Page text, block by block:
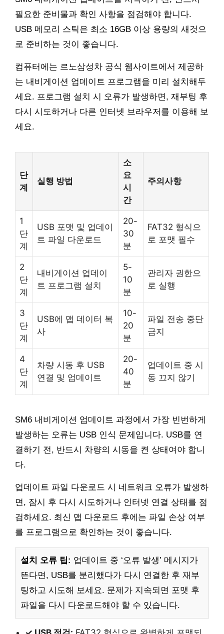
필요한 준비물과 확인 사항을 점검해야 합니다.
USB 메모리 스틱은 최소 16GB 이상 용량의 새것으
로 준비하는 것이 좋습니다.
컴퓨터에는 르노삼성차 공식 웹사이트에서 제공하
는 내비게이션 업데이트 프로그램을 미리 설치해두
세요. 프로그램 설치 시 오류가 발생하면, 재부팅 후
다시 시도하거나 다른 인터넷 브라우저를 이용해 보
세요.
단
계
실행 방법
소
요
시
간
주의사항
1
단
계
USB 포맷 및 업데이
트 파일 다운로드
20-
30
분
FAT32 형식으
로 포맷 필수
2
단
계
내비게이션 업데이
트 프로그램 설치
5-
10
분
관리자 권한으
로 실행
3
단
계
USB에 맵 데이터 복
사
10-
20
분
파일 전송 중단
금지
4
단
계
차량 시동 후 USB
연결 및 업데이트
20-
40
분
업데이트 중 시
동 끄지 않기
SM6 내비게이션 업데이트 과정에서 가장 빈번하게
발생하는 오류는 USB 인식 문제입니다. USB를 연
결하기 전, 반드시 차량의 시동을 켠 상태여야 합니
다.
업데이트 파일 다운로드 시 네트워크 오류가 발생하
면, 잠시 후 다시 시도하거나 인터넷 연결 상태를 점
검하세요. 최신 맵 다운로드 후에는 파일 손상 여부
를 프로그램으로 확인하는 것이 좋습니다.
설치 오류 팁: 업데이트 중 ‘오류 발생’ 메시지가
뜬다면, USB를 분리했다가 다시 연결한 후 재부
팅하고 시도해 보세요. 문제가 지속되면 포맷 후
파일을 다시 다운로드해야 할 수 있습니다.